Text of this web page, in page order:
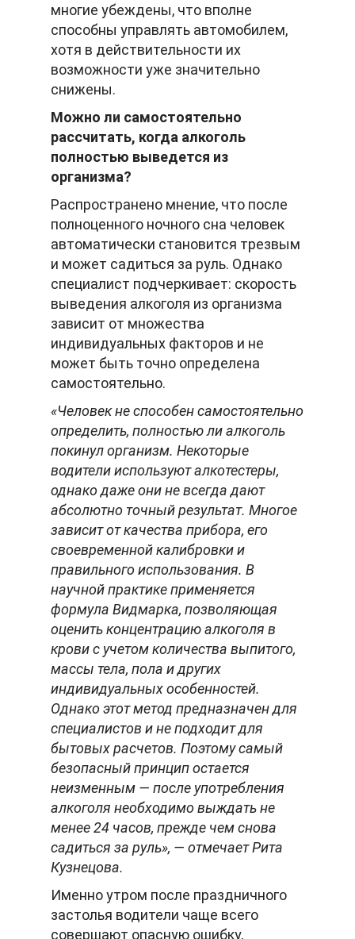
многие убеждены, что вполне
способны управлять автомобилем,
хотя в действительности их
возможности уже значительно
снижены.
Можно ли самостоятельно
рассчитать, когда алкоголь
полностью выведется из
организма?
Распространено мнение, что после
полноценного ночного сна человек
автоматически становится трезвым
и может садиться за руль. Однако
специалист подчеркивает: скорость
выведения алкоголя из организма
зависит от множества
индивидуальных факторов и не
может быть точно определена
самостоятельно.
«Человек не способен самостоятельно
определить, полностью ли алкоголь
покинул организм. Некоторые
водители используют алкотестеры,
однако даже они не всегда дают
абсолютно точный результат. Многое
зависит от качества прибора, его
своевременной калибровки и
правильного использования. В
научной практике применяется
формула Видмарка, позволяющая
оценить концентрацию алкоголя в
крови с учетом количества выпитого,
массы тела, пола и других
индивидуальных особенностей.
Однако этот метод предназначен для
специалистов и не подходит для
бытовых расчетов. Поэтому самый
безопасный принцип остается
неизменным — после употребления
алкоголя необходимо выждать не
менее 24 часов, прежде чем снова
садиться за руль», — отмечает Рита
Кузнецова.
Именно утром после праздничного
застолья водители чаще всего
совершают опасную ошибку,